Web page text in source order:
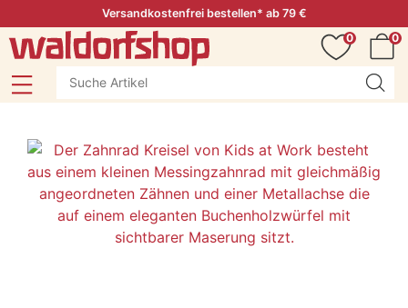
Versandkostenfrei bestellen* ab 79 €
0
0